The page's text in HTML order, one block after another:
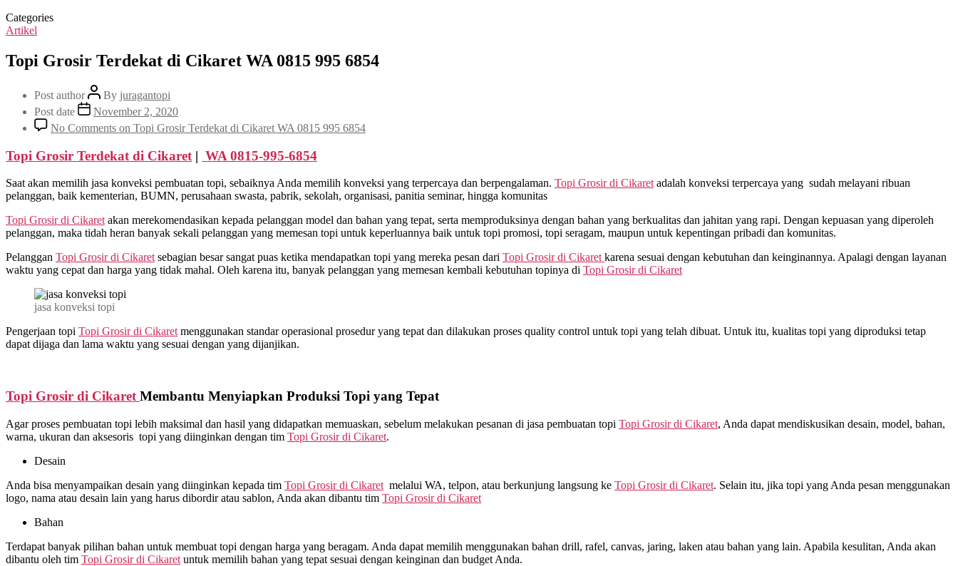
Categories
Artikel
Topi Grosir Terdekat di Cikaret WA 0815 995 6854
Post author By juragantopi
Post date
November 2, 2020
No Comments on Topi Grosir Terdekat di Cikaret WA 0815 995 6854
Topi Grosir Terdekat di Cikaret | WA 0815-995-6854
Saat akan memilih jasa konveksi pembuatan topi, sebaiknya Anda memilih konveksi yang terpercaya dan berpengalaman. Topi Grosir di Cikaret adalah konveksi terpercaya yang sudah melayani ribuan
pelanggan, baik kementerian, BUMN, perusahaan swasta, pabrik, sekolah, organisasi, panitia seminar, hingga komunitas
Topi Grosir di Cikaret akan merekomendasikan kepada pelanggan model dan bahan yang tepat, serta memproduksinya dengan bahan yang berkualitas dan jahitan yang rapi. Dengan kepuasan yang diperoleh
pelanggan, maka tidah heran banyak sekali pelanggan yang memesan topi untuk keperluannya baik untuk topi promosi, topi seragam, maupun untuk kepentingan pribadi dan komunitas.
Pelanggan Topi Grosir di Cikaret sebagian besar sangat puas ketika mendapatkan topi yang mereka pesan dari Topi Grosir di Cikaret karena sesuai dengan kebutuhan dan keinginannya. Apalagi dengan layanan
waktu yang cepat dan harga yang tidak mahal. Oleh karena itu, banyak pelanggan yang memesan kembali kebutuhan topinya di Topi Grosir di Cikaret
jasa konveksi topi
Pengerjaan topi Topi Grosir di Cikaret menggunakan standar operasional prosedur yang tepat dan dilakukan proses quality control untuk topi yang telah dibuat. Untuk itu, kualitas topi yang diproduksi tetap
dapat dijaga dan lama waktu yang sesuai dengan yang dijanjikan.
Topi Grosir di Cikaret Membantu Menyiapkan Produksi Topi yang Tepat
Agar proses pembuatan topi lebih maksimal dan hasil yang didapatkan memuaskan, sebelum melakukan pesanan di jasa pembuatan topi Topi Grosir di Cikaret, Anda dapat mendiskusikan desain, model, bahan,
warna, ukuran dan aksesoris topi yang diinginkan dengan tim Topi Grosir di Cikaret.
Desain
Anda bisa menyampaikan desain yang diinginkan kepada tim Topi Grosir di Cikaret melalui WA, telpon, atau berkunjung langsung ke Topi Grosir di Cikaret. Selain itu, jika topi yang Anda pesan menggunakan
logo, nama atau desain lain yang harus dibordir atau sablon, Anda akan dibantu tim Topi Grosir di Cikaret
Bahan
Terdapat banyak pilihan bahan untuk membuat topi dengan harga yang beragam. Anda dapat memilih menggunakan bahan drill, rafel, canvas, jaring, laken atau bahan yang lain. Apabila kesulitan, Anda akan
dibantu oleh tim Topi Grosir di Cikaret untuk memilih bahan yang tepat sesuai dengan keinginan dan budget Anda.